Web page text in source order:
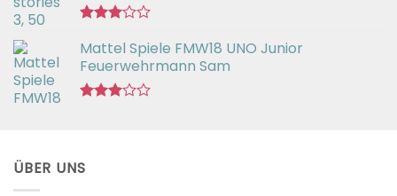
mit
3.00
von 5
Mattel Spiele FMW18 UNO Junior
Feuerwehrmann Sam
ÜBER UNS